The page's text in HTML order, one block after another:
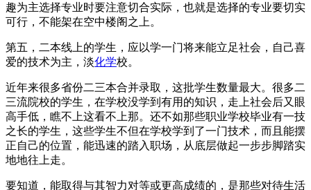
趣为主选择专业时要注意切合实际，也就是选择的专业要切实
可行，不能架在空中楼阁之上。
第五，二本线上的学生，应以学一门将来能立足社会，自己喜
爱的技术为主，淡化学校。
近年来很多省份二三本合并录取，这批学生数量最大。很多二
三流院校的学生，在学校没学到有用的知识，走上社会后又眼
高手低，瞧不上这看不上那。还不如那些职业学校毕业有一技
之长的学生，这些学生不但在学校学到了一门技术，而且能摆
正自己的位置，能迅速的踏入职场，从底层做起一步步脚踏实
地地往上走。
要知道，能取得与其智力对等或更高成绩的，是那些对待生活